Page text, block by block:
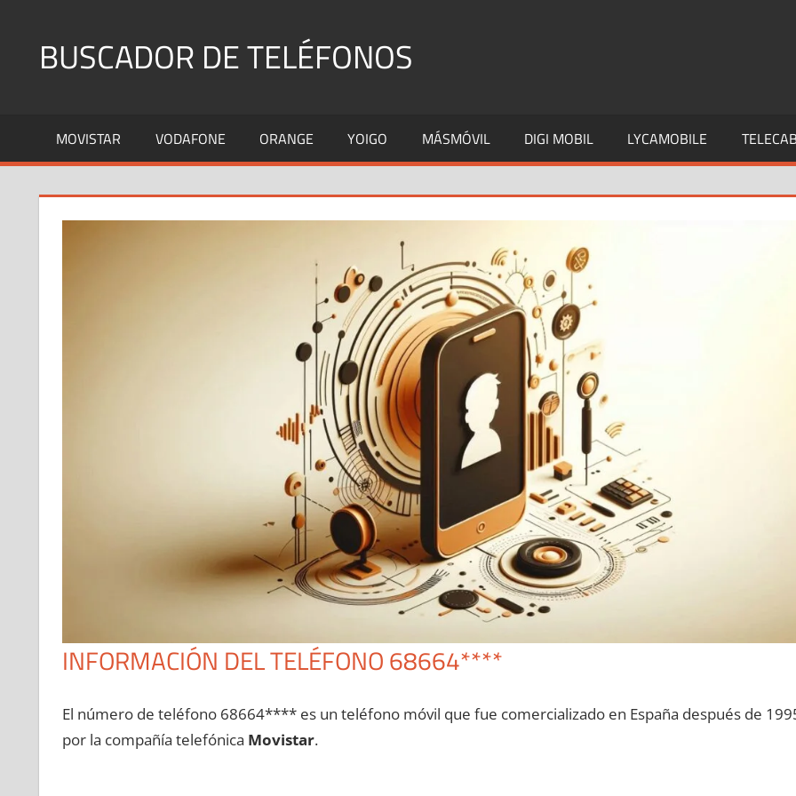
contenidoBUSCADOR DE TELÉFONOS
Fijos
y
MOVISTAR VODAFONE ORANGE YOIGO MÁSMÓVIL DIGI MOBIL LYCAMOBILE
INFORMACIÓN DEL TELÉFONO 68664****
El número dе teléfono 68664**** es un teléfono móvil quе fue comercializado en España después dе
pοr la compañía telefónica Movistar.